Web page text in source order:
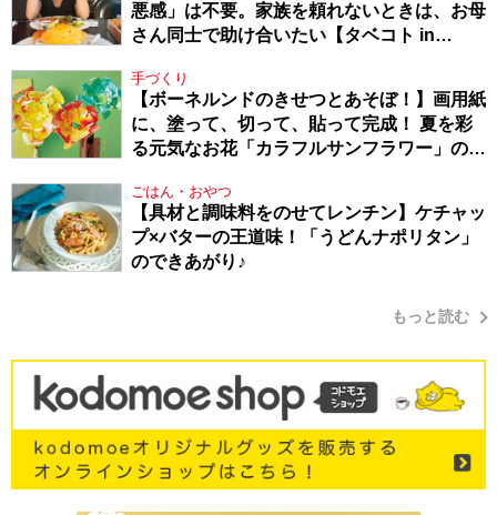
悪感」は不要。家族を頼れないときは、お母
さん同士で助け合いたい【タベコト in
手づくり
【ボーネルンドのきせつとあそぼ！】画用紙
に、塗って、切って、貼って完成！ 夏を彩
る元気なお花「カラフルサンフラワー」の作
ごはん・おやつ
【具材と調味料をのせてレンチン】ケチャッ
プ×バターの王道味！「うどんナポリタン」
のできあがり♪
もっと読む